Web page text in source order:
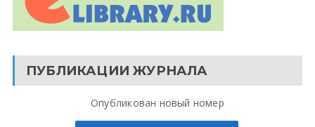
ПУБЛИКАЦИИ ЖУРНАЛА
Опубликован новый номер